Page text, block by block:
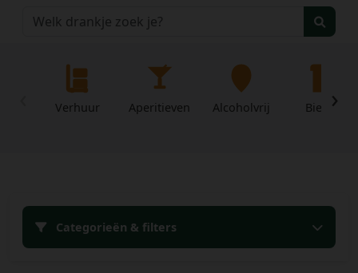
Verhuur Aperitieven Alcoholvrij Bieren›
Categorieën & filters
Over
ons
Mijn